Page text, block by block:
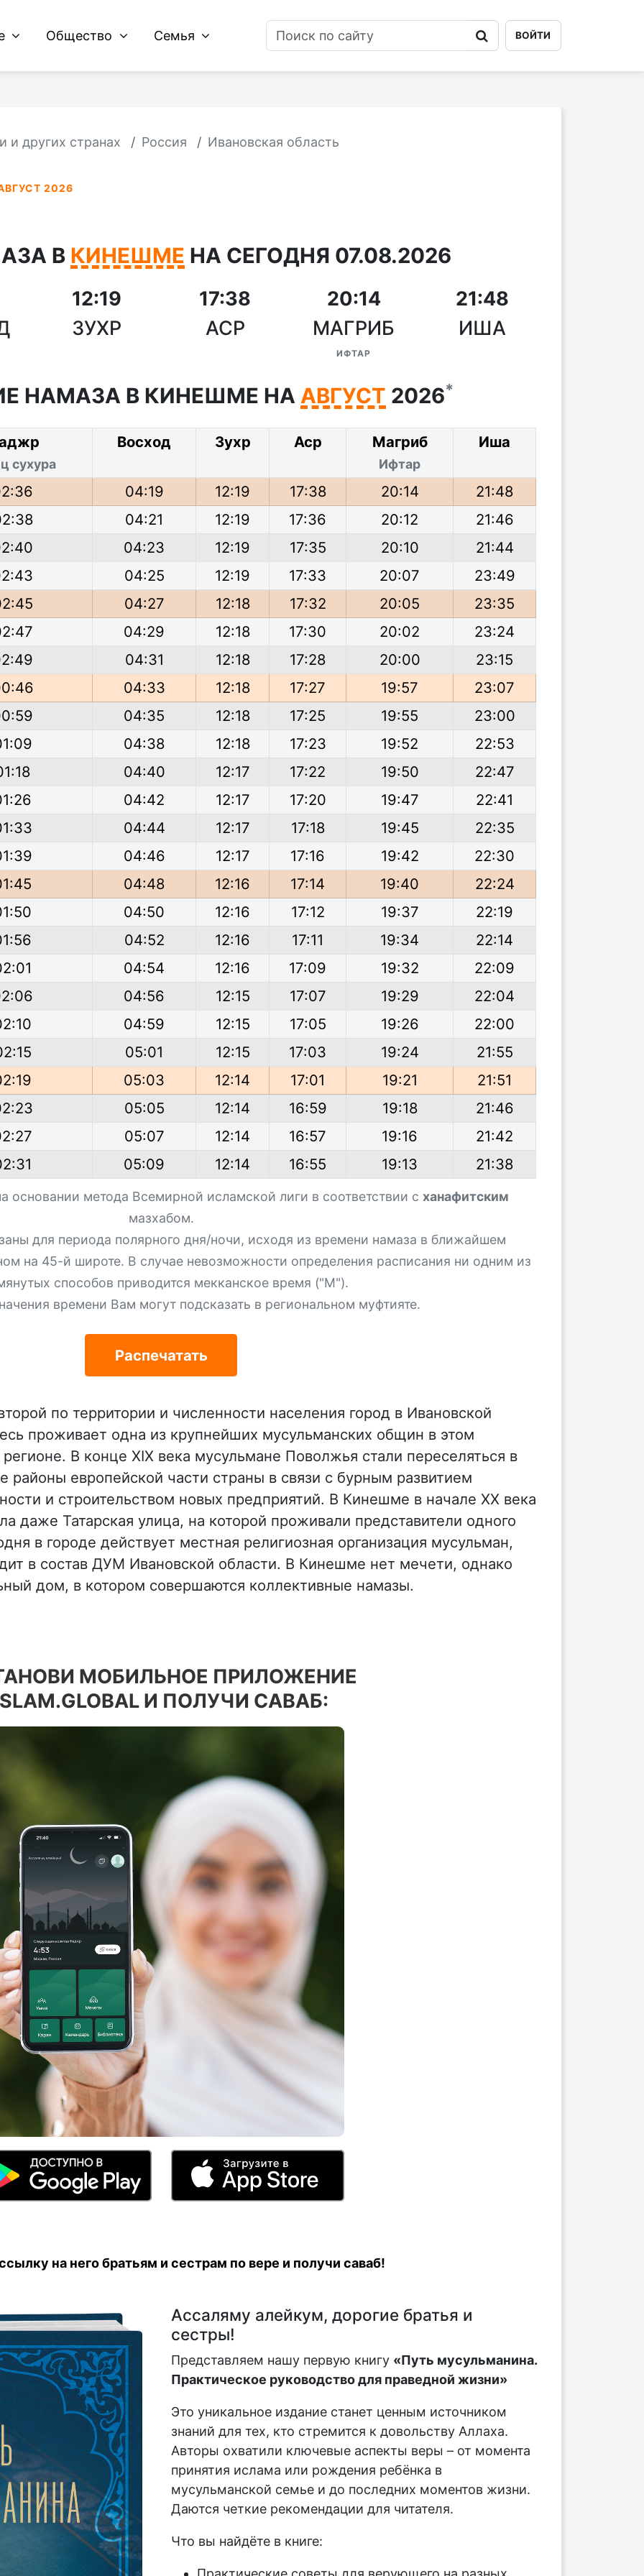
Общество Семья ВОЙТИ
и других странах Россия Ивановская область
2026
В КИНЕШМЕ НА СЕГОДНЯ 07.08.2026
12:19
ЗУХР
17:38
АСР
20:14
МАГРИБ
ИФТАР
21:48
ИША
НАМАЗА В КИНЕШМЕ НА АВГУСТ 2026*
сухура
Восход Зухр Аср Магриб
Ифтар
Иша
04:19 12:19 17:38 20:14
21:48
04:21 12:19 17:36 20:12
21:46
04:23 12:19 17:35 20:10
21:44
04:25 12:19 17:33 20:07
23:49
04:27 12:18 17:32 20:05
23:35
04:29 12:18 17:30 20:02
23:24
04:31 12:18 17:28 20:00
23:15
04:33 12:18 17:27 19:57
23:07
04:35 12:18 17:25 19:55
23:00
04:38 12:18 17:23 19:52
22:53
04:40 12:17 17:22 19:50
22:47
04:42 12:17 17:20 19:47
22:41
04:44 12:17 17:18 19:45
22:35
04:46 12:17 17:16 19:42
22:30
04:48 12:16 17:14 19:40
22:24
04:50 12:16 17:12 19:37
22:19
04:52 12:16 17:11 19:34
22:14
04:54 12:16 17:09 19:32
22:09
04:56 12:15 17:07 19:29
22:04
04:59 12:15 17:05 19:26
22:00
05:01 12:15 17:03 19:24
21:55
05:03 12:14 17:01 19:21
21:51
05:05 12:14 16:59 19:18
21:46
05:07 12:14 16:57 19:16
21:42
05:09 12:14 16:55 19:13 21:38
основании метода Всемирной исламской лиги в соответствии с ханафитским
мазхабом.
для периода полярного дня/ночи, исходя из времени намаза в ближайшем
на 45-й широте. В случае невозможности определения расписания ни одним из
способов приводится мекканское время ("М").
времени Вам могут подсказать в региональном муфтияте.
Распечатать
по территории и численности населения город в Ивановской
проживает одна из крупнейших мусульманских общин в этом
В конце XIX века мусульмане Поволжья стали переселяться в
районы европейской части страны в связи с бурным развитием
и строительством новых предприятий. В Кинешме в начале XX века
даже Татарская улица, на которой проживали представители одного
в городе действует местная религиозная организация мусульман,
в состав ДУМ Ивановской области. В Кинешме нет мечети, однако
дом, в котором совершаются коллективные намазы.
МОБИЛЬНОЕ ПРИЛОЖЕНИЕ
И ПОЛУЧИ САВАБ:
на него братьям и сестрам по вере и получи саваб!
Ассаляму алейкум, дорогие братья и
сестры!
Представляем нашу первую книгу «Путь мусульманина.
Практическое руководство для праведной жизни»
Это уникальное издание станет ценным источником
знаний для тех, кто стремится к довольству Аллаха.
Авторы охватили ключевые аспекты веры – от момента
принятия ислама или рождения ребёнка в
мусульманской семье и до последних моментов жизни.
Даются четкие рекомендации для читателя.
Что вы найдёте в книге: